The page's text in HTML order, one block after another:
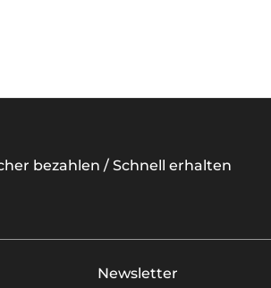
bezahlen / Schnell erhalten
Newsletter